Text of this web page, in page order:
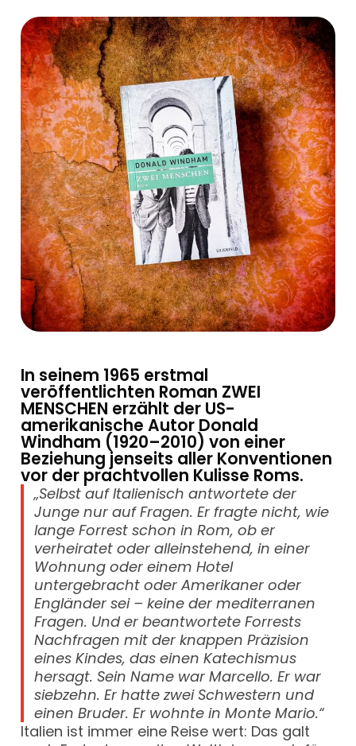
In seinem 1965 erstmal
veröffentlichten Roman ZWEI
MENSCHEN erzählt der US-
amerikanische Autor Donald
Windham (1920–2010) von einer
Beziehung jenseits aller Konventionen
vor der prachtvollen Kulisse Roms.
„Selbst auf Italienisch antwortete der
Junge nur auf Fragen. Er fragte nicht, wie
lange Forrest schon in Rom, ob er
verheiratet oder alleinstehend, in einer
Wohnung oder einem Hotel
untergebracht oder Amerikaner oder
Engländer sei – keine der mediterranen
Fragen. Und er beantwortete Forrests
Nachfragen mit der knappen Präzision
eines Kindes, das einen Katechismus
hersagt. Sein Name war Marcello. Er war
siebzehn. Er hatte zwei Schwestern und
einen Bruder. Er wohnte in Monte Mario.“
Italien ist immer eine Reise wert: Das galt